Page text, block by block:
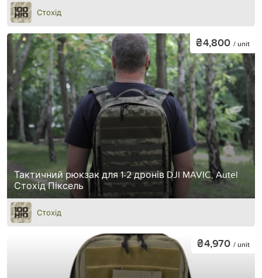
Стохід
Тактичний рюкзак для 1-2 дронів DJI MAVIC, Autel
Стохід Піксель
₴4,800 / unit
Стохід
₴4,970 / unit